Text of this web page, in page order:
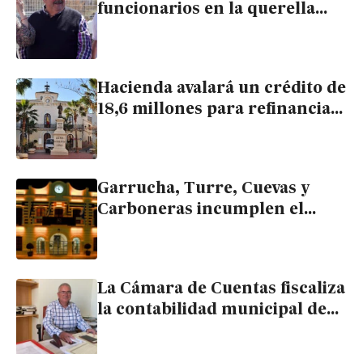
funcionarios en la querella
Hacienda avalará un crédito de
18,6 millones para refinanciar
Garrucha, Turre, Cuevas y
Carboneras incumplen el
La Cámara de Cuentas fiscaliza
la contabilidad municipal de